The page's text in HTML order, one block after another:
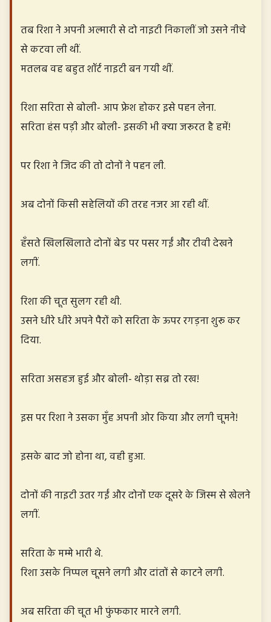
तब रिशा ने अपनी अल्मारी से दो नाइटी निकालीं जो उसने नीचे
से कटवा ली थीं.
मतलब वह बहुत शॉर्ट नाइटी बन गयी थीं.
रिशा सरिता से बोली- आप फ्रेश होकर इसे पहन लेना.
सरिता हंस पड़ी और बोली- इसकी भी क्या जरूरत है हमें!
पर रिशा ने जिद की तो दोनों ने पहन ली.
अब दोनों किसी सहेलियों की तरह नजर आ रही थीं.
हँसते खिलखिलाते दोनों बेड पर पसर गईं और टीवी देखने
लगीं.
रिशा की चूत सुलग रही थी.
उसने धीरे धीरे अपने पैरों को सरिता के ऊपर रगड़ना शुरू कर
दिया.
सरिता असहज हुई और बोली- थोड़ा सब्र तो रख!
इस पर रिशा ने उसका मुँह अपनी ओर किया और लगी चूमने!
इसके बाद जो होना था, वही हुआ.
दोनों की नाइटी उतर गईं और दोनों एक दूसरे के जिस्म से खेलने
लगीं.
सरिता के मम्मे भारी थे.
रिशा उसके निप्पल चूसने लगी और दांतों से काटने लगी.
अब सरिता की चूत भी फुंफकार मारने लगी.